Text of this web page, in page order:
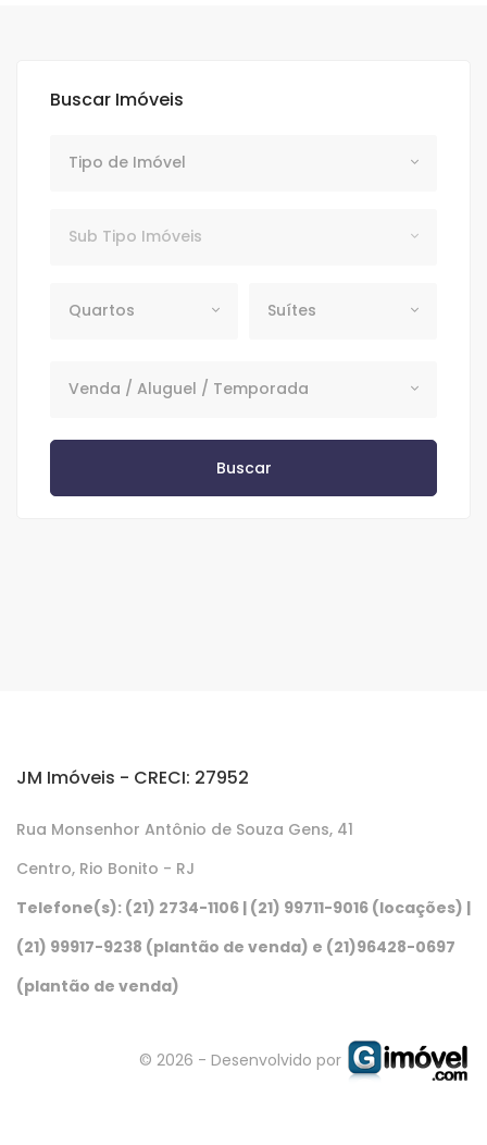
Buscar Imóveis
Tipo de Imóvel
Sub Tipo Imóveis
Quartos Suítes
Venda / Aluguel / Temporada
Venda / Aluguel / Temporada
Buscar
JM Imóveis - CRECI: 27952
Rua Monsenhor Antônio de Souza Gens, 41
Centro, Rio Bonito - RJ
Telefone(s): (21) 2734-1106 | (21) 99711-9016 (locações) |
(21) 99917-9238 (plantão de venda) e (21)96428-0697
(plantão de venda)
© 2026 - Desenvolvido por